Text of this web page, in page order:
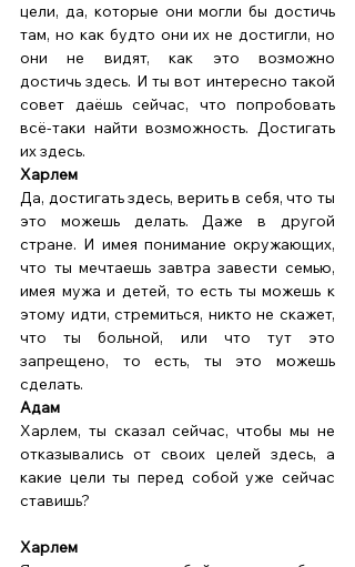
цели, да, которые они могли бы достичь
там, но как будто они их не достигли, но
они не видят, как это возможно
достичь здесь. И ты вот интересно такой
совет даёшь сейчас, что попробовать
всё-таки найти возможность. Достигать
их здесь.
Харлем
Да, достигать здесь, верить в себя, что ты
это можешь делать. Даже в другой
стране. И имея понимание окружающих,
что ты мечтаешь завтра завести семью,
имея мужа и детей, то есть ты можешь к
этому идти, стремиться, никто не скажет,
что ты больной, или что тут это
запрещено, то есть, ты это можешь
сделать.
Адам
Харлем, ты сказал сейчас, чтобы мы не
отказывались от своих целей здесь, а
какие цели ты перед собой уже сейчас
ставишь?
Харлем